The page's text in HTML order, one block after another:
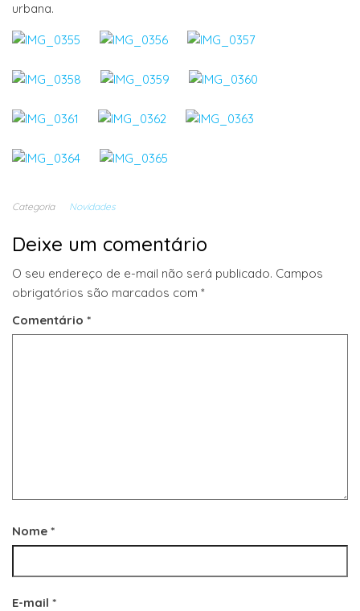
urbana.
Categoria Novidades
Deixe um comentário
O seu endereço de e-mail não será publicado. Campos
obrigatórios são marcados com *
Comentário *
Nome *
E-mail *